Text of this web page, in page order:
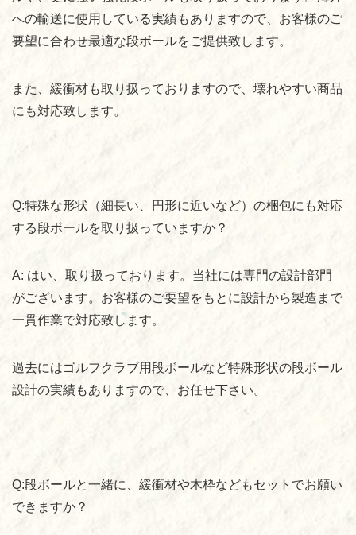
への輸送に使用している実績もありますので、お客様のご
要望に合わせ最適な段ボールをご提供致します。
また、緩衝材も取り扱っておりますので、壊れやすい商品
にも対応致します。
Q:特殊な形状（細長い、円形に近いなど）の梱包にも対応
する段ボールを取り扱っていますか？
A: はい、取り扱っております。当社には専門の設計部門
がございます。お客様のご要望をもとに設計から製造まで
一貫作業で対応致します。
過去にはゴルフクラブ用段ボールなど特殊形状の段ボール
設計の実績もありますので、お任せ下さい。
Q:段ボールと一緒に、緩衝材や木枠などもセットでお願い
できますか？